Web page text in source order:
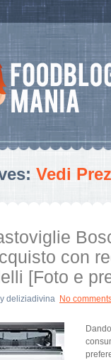
Vedi
con
[Foto e
deliziadivina No